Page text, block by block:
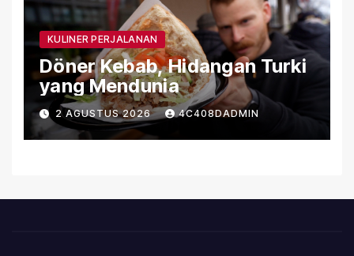
KULINER PERJALANAN
Döner Kebab, Hidangan Turki
yang Mendunia
2 AGUSTUS 2026 4C408DADMIN